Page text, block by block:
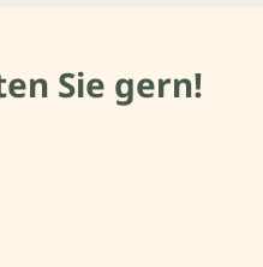
Sie gern!